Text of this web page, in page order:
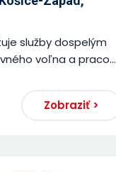
služby dospelým
voľna a praco...
Zobraziť >